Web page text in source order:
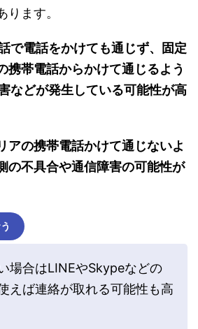
ります。
で電話をかけても通じず、固定
携帯電話からかけて通じるよう
などが発生している可能性が高
アの携帯電話かけて通じないよ
の不具合や通信障害の可能性が
場合はLINEやSkypeなどの
えば連絡が取れる可能性も高